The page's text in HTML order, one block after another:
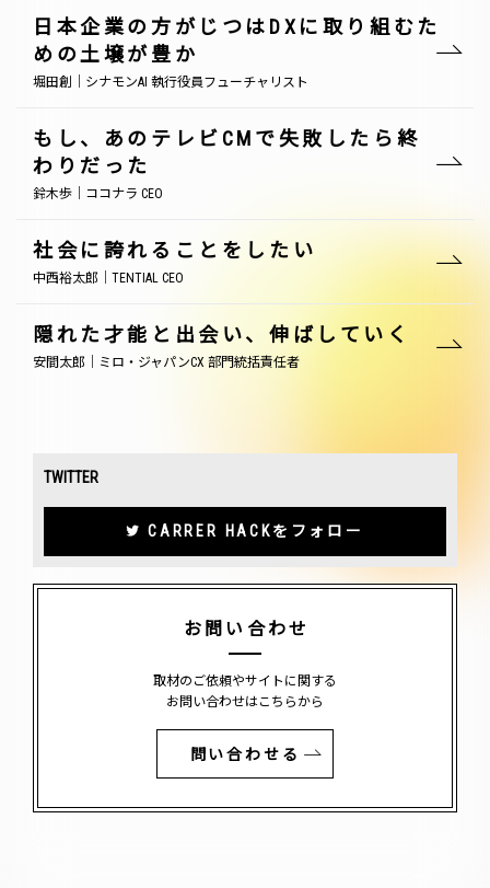
日本企業の方がじつはDXに取り組むた
めの土壌が豊か
堀田創｜シナモンAI 執行役員フューチャリスト
もし、あのテレビCMで失敗したら終
わりだった
鈴木歩｜ココナラ CEO
社会に誇れることをしたい
中西裕太郎｜TENTIAL CEO
隠れた才能と出会い、伸ばしていく
安間太郎｜ミロ・ジャパンCX 部門統括責任者
TWITTER
CARRER HACKをフォロー
お問い合わせ
取材のご依頼やサイトに関する
お問い合わせはこちらから
問い合わせる